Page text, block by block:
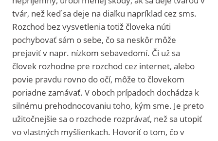
tvár, než keď sa deje na diaľku napríklad cez sms.
Rozchod bez vysvetlenia totiž človeka núti
pochybovať sám o sebe, čo sa neskôr môže
prejaviť v napr. nízkom sebavedomí. Či už sa
človek rozhodne pre rozchod cez internet, alebo
povie pravdu rovno do očí, môže to človekom
poriadne zamávať. V oboch prípadoch dochádza k
silnému prehodnocovaniu toho, kým sme. Je preto
užitočnejšie sa o rozchode rozprávať, než sa utopiť
vo vlastných myšlienkach. Hovoriť o tom, čo v